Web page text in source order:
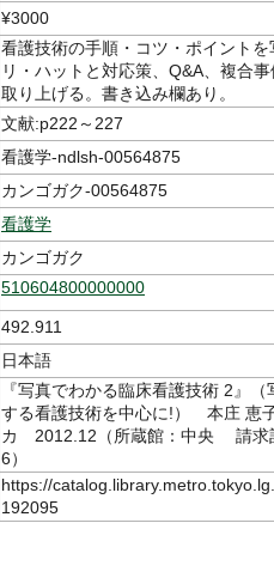
¥3000
看護技術の手順・コツ・ポイント
リ・ハットと対応策、Q&A、複合
取り上げる。書き込み欄あり。
文献:p222～227
看護学-ndlsh-00564875
カンゴガク-00564875
看護学
カンゴガク
510604800000000
492.911
日本語
『写真でわかる臨床看護技術 2』
する看護技術を中心に!） 本庄 恵
カ 2012.12（所蔵館：中央 請求
6）
https://
192095